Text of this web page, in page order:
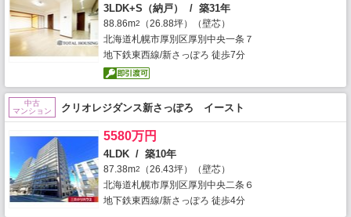
3LDK+S（納戸） / 築31年
88.86m2
（26.88坪）（壁芯）
北海道札幌市厚別区厚別中央一条７
地下鉄東西線/新さっぽろ 徒歩7分
中古
マンション
クリオレジダンス新さっぽろ イースト
5580万円
4LDK / 築10年
87.38m2
（26.43坪）（壁芯）
北海道札幌市厚別区厚別中央二条６
地下鉄東西線/新さっぽろ 徒歩4分